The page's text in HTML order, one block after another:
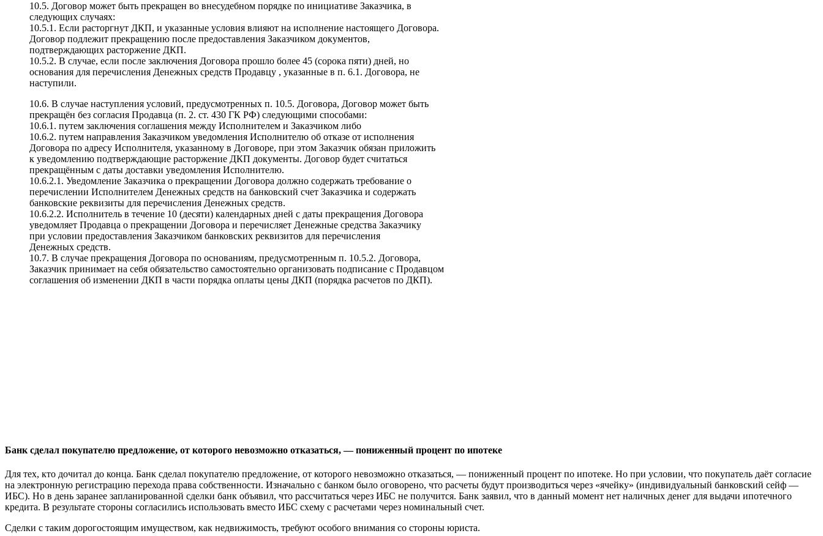
10.5. Договор может быть прекращен во внесудебном порядке по инициативе Заказчика, в
следующих случаях:
10.5.1. Если расторгнут ДКП, и указанные условия влияют на исполнение настоящего Договора.
Договор подлежит прекращению после предоставления Заказчиком документов,
подтверждающих расторжение ДКП.
10.5.2. В случае, если после заключения Договора прошло более 45 (сорока пяти) дней, но
основания для перечисления Денежных средств Продавцу , указанные в п. 6.1. Договора, не
наступили.
10.6. В случае наступления условий, предусмотренных п. 10.5. Договора, Договор может быть
прекращён без согласия Продавца (п. 2. ст. 430 ГК РФ) следующими способами:
10.6.1. путем заключения соглашения между Исполнителем и Заказчиком либо
10.6.2. путем направления Заказчиком уведомления Исполнителю об отказе от исполнения
Договора по адресу Исполнителя, указанному в Договоре, при этом Заказчик обязан приложить
к уведомлению подтверждающие расторжение ДКП документы. Договор будет считаться
прекращённым с даты доставки уведомления Исполнителю.
10.6.2.1. Уведомление Заказчика о прекращении Договора должно содержать требование о
перечислении Исполнителем Денежных средств на банковский счет Заказчика и содержать
банковские реквизиты для перечисления Денежных средств.
10.6.2.2. Исполнитель в течение 10 (десяти) календарных дней с даты прекращения Договора
уведомляет Продавца о прекращении Договора и перечисляет Денежные средства Заказчику
при условии предоставления Заказчиком банковских реквизитов для перечисления
Денежных средств.
10.7. В случае прекращения Договора по основаниям, предусмотренным п. 10.5.2. Договора,
Заказчик принимает на себя обязательство самостоятельно организовать подписание с Продавцом
соглашения об изменении ДКП в части порядка оплаты цены ДКП (порядка расчетов по ДКП).
Банк сделал покупателю предложение, от которого невозможно отказаться, — пониженный процент по ипотеке
Для тех, кто дочитал до конца. Банк сделал покупателю предложение, от которого невозможно отказаться, — пониженный процент по ипотеке. Но при условии, что покупатель даёт согласие
на электронную регистрацию перехода права собственности. Изначально с банком было оговорено, что расчеты будут производиться через «ячейку» (индивидуальный банковский сейф —
ИБС). Но в день заранее запланированной сделки банк объявил, что рассчитаться через ИБС не получится. Банк заявил, что в данный момент нет наличных денег для выдачи ипотечного
кредита. В результате стороны согласились использовать вместо ИБС схему с расчетами через номинальный счет.
Сделки с таким дорогостоящим имуществом, как недвижимость, требуют особого внимания со стороны юриста.